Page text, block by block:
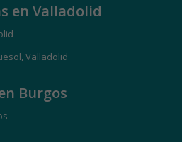
en Valladolid
Valladolid
Burgos